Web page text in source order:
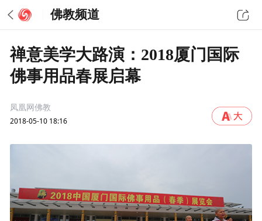
佛教频道
禅意美学大路演：2018厦门国际
佛事用品春展启幕
凤凰网佛教
2018-05-10 18:16